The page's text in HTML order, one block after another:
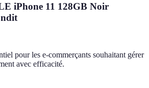
iPhone 11 128GB Noir
pour les e-commerçants souhaitant gérer
avec efficacité.